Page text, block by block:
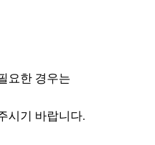
요한 경우는
시기 바랍니다.